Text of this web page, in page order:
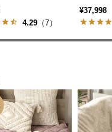
4.29 （7）
¥37,998